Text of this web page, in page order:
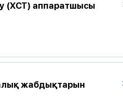
(ХСТ) аппаратшысы
жабдықтарын